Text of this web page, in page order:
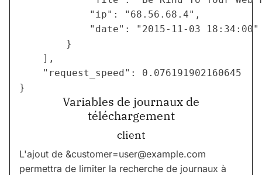
            "ip": "68.56.68.4",
            "date": "2015-11-03 18:34:00"
        }
    ],
    "request_speed": 0.076191902160645
Variables de journaux de
téléchargement
client
L'ajout de &customer=user@example.com
permettra de limiter la recherche de journaux à